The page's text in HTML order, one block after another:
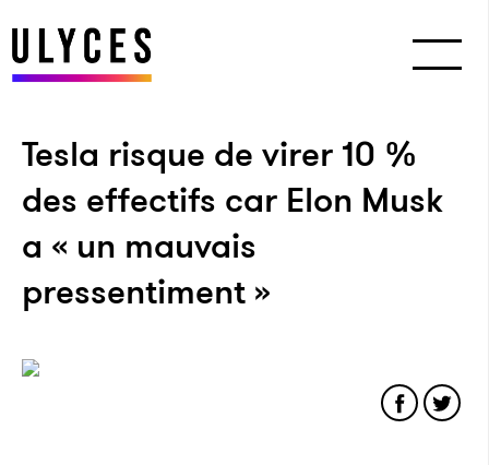
Tesla risque de virer 10 %
des effectifs car Elon Musk
a « un mauvais
pressentiment »